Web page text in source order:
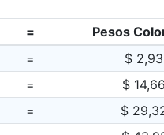
=
Pesos
= $
= $
= $